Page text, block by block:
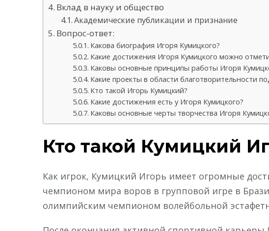
Вклад в науку и общество
Академические публикации и признание
Вопрос-ответ:
Какова биография Игоря Кумицкого?
Какие достижения Игоря Кумицкого можно
Каковы основные принципы работы Игоря
Какие проекты в области благотворительности
Кто такой Игорь Кумицкий?
Какие достижения есть у Игоря Кумицкого?
Каковы основные черты творчества Игоря
Кто такой Кумицкий
Как игрок, Кумицкий Игорь имеет огромные
чемпионом мира воров в групповой игре в
олимпийским чемпионом волейбольной